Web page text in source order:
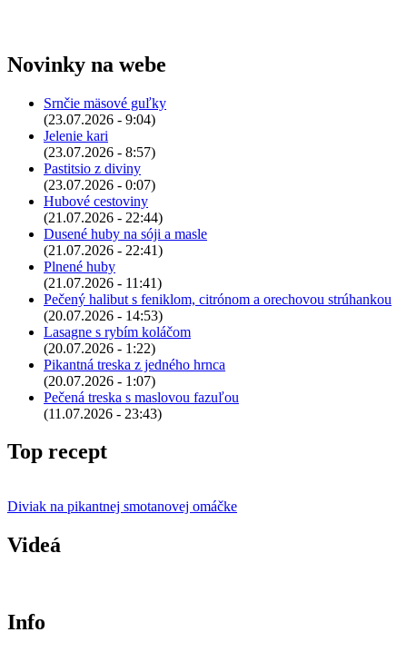
Novinky na webe
Srnčie mäsové guľky
(23.07.2026 - 9:04)
Jelenie kari
(23.07.2026 - 8:57)
Pastitsio z diviny
(23.07.2026 - 0:07)
Hubové cestoviny
(21.07.2026 - 22:44)
Dusené huby na sóji a masle
(21.07.2026 - 22:41)
Plnené huby
(21.07.2026 - 11:41)
Pečený halibut s feniklom, citrónom a orechovou strúhankou
(20.07.2026 - 14:53)
Lasagne s rybím koláčom
(20.07.2026 - 1:22)
Pikantná treska z jedného hrnca
(20.07.2026 - 1:07)
Pečená treska s maslovou fazuľou
(11.07.2026 - 23:43)
Top recept
Diviak na pikantnej smotanovej omáčke
Videá
Info